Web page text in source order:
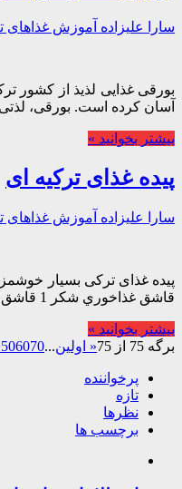
سارا علیزاده آموزش غذاهای
بورقی غذایی لذیذ از كشور
آسان كرده است. بورقی، لذتی
بیشتر بخوانید »
پیده غذای ترکیه ای
سارا علیزاده آموزش غذاهای
قاشق غذاخوري شكر 1 قاشق مرباخوري آب ولرم 1 ليوان نمك 1 …
بیشتر بخوانید »
برگه 75 از 75
« اولین...
506070
پرخواننده
تازه
نظرها
برچسب ها